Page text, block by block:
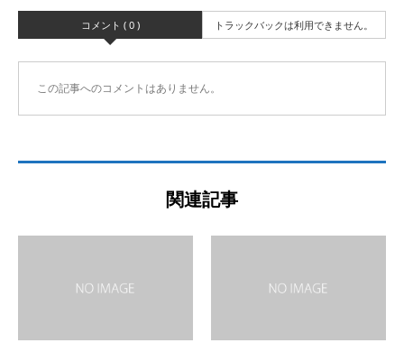
コメント ( 0 ) トラックバックは利用できません。
この記事へのコメントはありません。
関連記事